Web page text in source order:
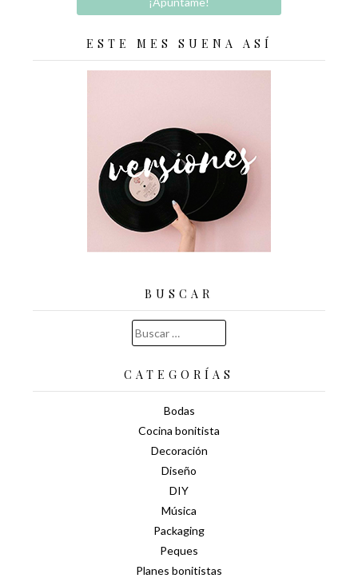
ESTE MES SUENA ASÍ
BUSCAR
Buscar:
CATEGORÍAS
Bodas
Cocina bonitista
Decoración
Diseño
DIY
Música
Packaging
Peques
Planes bonitistas